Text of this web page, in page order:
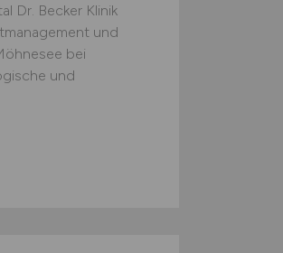
Dr. Becker Klinik
und
bei
und